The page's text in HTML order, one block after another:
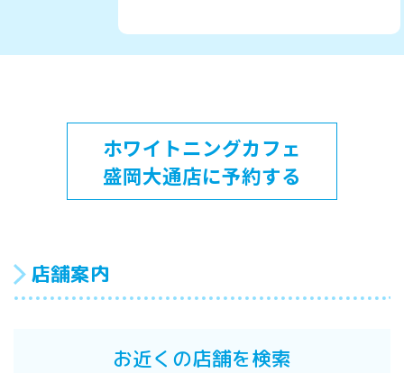
ホワイトニングカフェ
盛岡大通店に予約する
店舗案内
お近くの店舗を検索